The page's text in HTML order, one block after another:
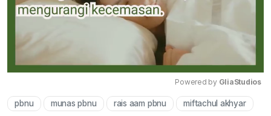
Mute
Powered by GliaStudios
pbnu munas pbnu rais aam pbnu miftachul akhyar